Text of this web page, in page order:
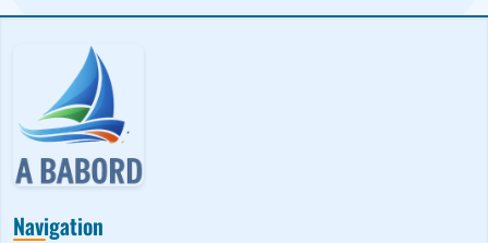
Navigation